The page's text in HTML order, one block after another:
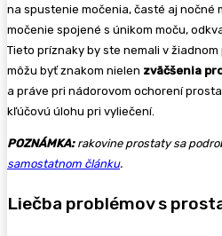
na spustenie močenia, časté aj nočné
močenie spojené s únikom moču,
Tieto príznaky by ste nemali v
môžu byť znakom nielen zväčšenia
a práve pri nádorovom ochorení
kľúčovú úlohu pri vyliečení.
POZNÁMKA:rakovine prostaty sa
samostatnom článku.
Liečba problémov s